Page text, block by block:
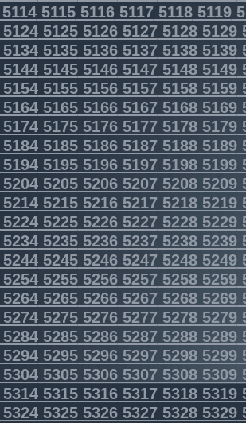
51155116511751185119
51255126512751285129
51355136513751385139
51455146514751485149
51555156515751585159
51655166516751685169
51755176517751785179
51855186518751885189
519551965197 51985199
520552065207 52085209
52155216521752185219
522552265227 52285229
523552365237 52385239
524552465247 52485249
525552565257 52585259
526552665267 52685269
527552765277 52785279
528552865287 52885289
529552965297 52985299
530553065307 53085309
53155316531753185319
53255326532753285329